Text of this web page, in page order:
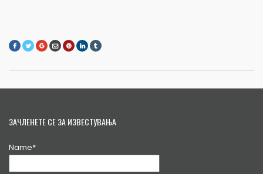
ЗАЧЛЕНЕТЕ СЕ ЗА ИЗВЕСТУВАЊА
Name*